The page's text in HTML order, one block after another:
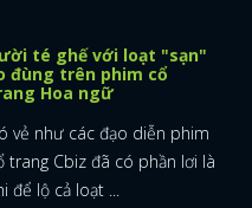
x
té ghế với loạt "sạn"
đùng trên phim cổ
Hoa ngữ
vẻ như các đạo diễn phim
trang Cbiz đã có phần lơi là
để lộ cả loạt ...